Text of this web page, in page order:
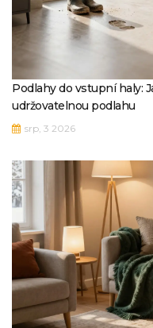
Podlahy do vstupní haly:
udržovatelnou podlahu
srp, 3 2026